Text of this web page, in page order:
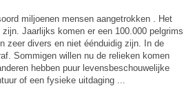
miljoenen mensen aangetrokken . Het
Jaarlijks komen er een 100.000 pelgrims
zeer divers en niet éénduidig zijn. In de
Sommigen willen nu de relieken komen
hebben puur levensbeschouwelijke
of een fysieke uitdaging ...